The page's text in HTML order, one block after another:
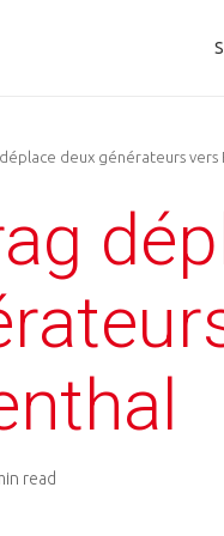
deux générateurs vers
read